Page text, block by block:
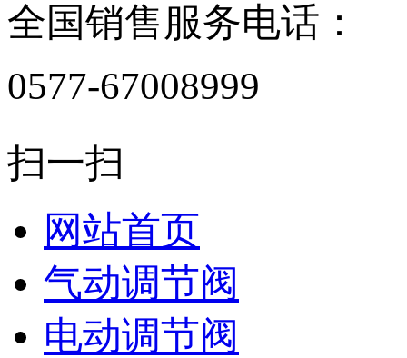
全国销售服务电话：
0577-67008999
扫一扫
网站首页
气动调节阀
电动调节阀